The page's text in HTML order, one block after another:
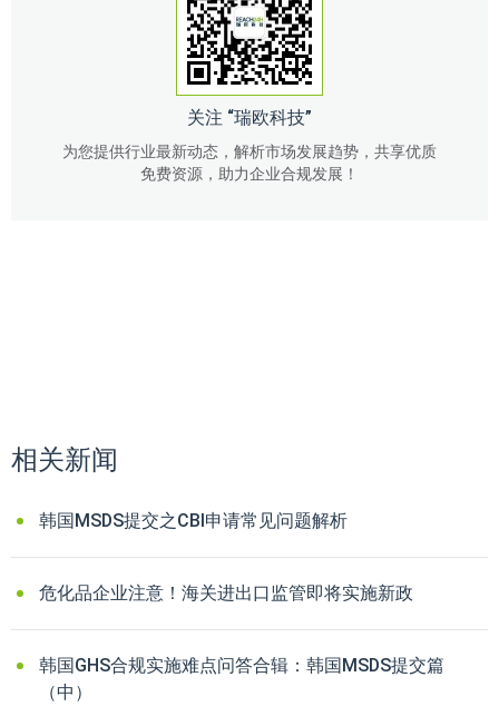
关注 “瑞欧科技”
为您提供行业最新动态，解析市场发展趋势，共享优质
免费资源，助力企业合规发展！
相关新闻
韩国MSDS提交之CBI申请常见问题解析
危化品企业注意！海关进出口监管即将实施新政
韩国GHS合规实施难点问答合辑：韩国MSDS提交篇
（中）